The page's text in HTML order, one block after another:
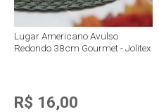
Lugar Americano Avulso
Redondo 38cm Gourmet - Jolitex
R$ 16,00